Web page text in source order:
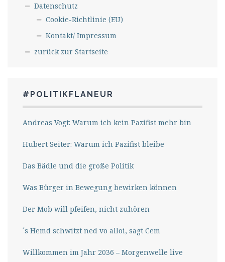
Datenschutz
Cookie-Richtlinie (EU)
Kontakt/ Impressum
zurück zur Startseite
#POLITIKFLANEUR
Andreas Vogt: Warum ich kein Pazifist mehr bin
Hubert Seiter: Warum ich Pazifist bleibe
Das Bädle und die große Politik
Was Bürger in Bewegung bewirken können
Der Mob will pfeifen, nicht zuhören
´s Hemd schwitzt ned vo alloi, sagt Cem
Willkommen im Jahr 2036 – Morgenwelle live